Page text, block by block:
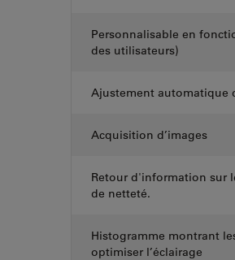
Personnalisable en
des utilisateurs)
Ajustement automatique
Acquisition d’images
Retour d'information sur
de netteté.
Histogramme montrant
optimiser l’éclairage